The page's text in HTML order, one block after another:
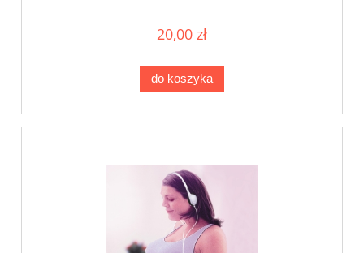
20,00 zł
do koszyka